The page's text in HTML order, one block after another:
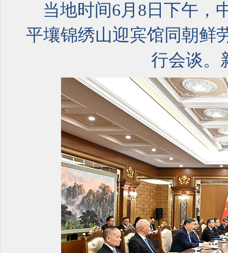
当地时间6月8日下午，
平壤锦绣山迎宾馆同朝鲜
行会谈。